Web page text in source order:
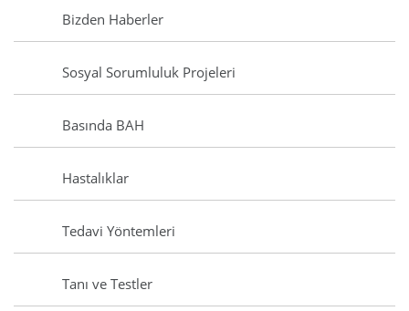
Bizden Haberler
Sosyal Sorumluluk Projeleri
Basında BAH
Hastalıklar
Tedavi Yöntemleri
Tanı ve Testler